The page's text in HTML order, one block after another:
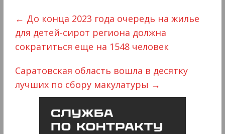
← До конца 2023 года очередь на жилье
для детей-сирот региона должна
сократиться еще на 1548 человек
Саратовская область вошла в десятку
лучших по сбору макулатуры →